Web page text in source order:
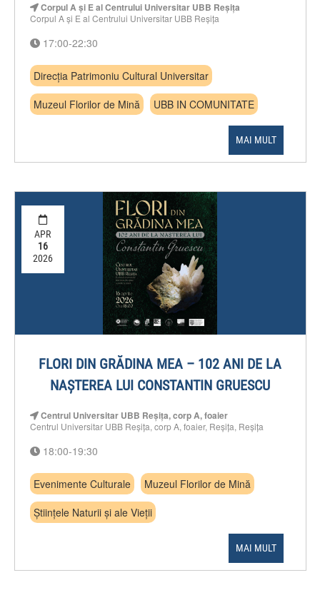
Corpul A și E al Centrului Universitar UBB Reșița
Corpul A și E al Centrului Universitar UBB Reșița
17:00-22:30
Direcția Patrimoniu Cultural Universitar
Muzeul Florilor de Mină
UBB IN COMUNITATE
MAI MULT
APR
16
2026
FLORI DIN GRĂDINA MEA – 102 ANI DE LA
NAȘTEREA LUI CONSTANTIN GRUESCU
Centrul Universitar UBB Reșița, corp A, foaier
Centrul Universitar UBB Reșița, corp A, foaier, Reșița, Reșița
18:00-19:30
Evenimente Culturale
Muzeul Florilor de Mină
Științele Naturii și ale Vieții
MAI MULT